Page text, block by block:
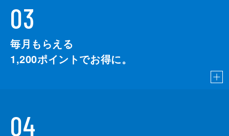
03
毎月もらえる
1,200ポイントでお得に。
04